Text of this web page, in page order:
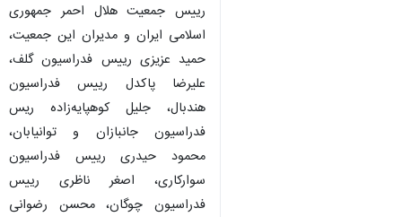
رییس جمعیت هلال احمر جمهوری
اسلامی ایران و مدیران این جمعیت،
حمید عزیزی رییس فدراسیون گلف،
علیرضا پاکدل رییس فدراسیون
هندبال، جلیل کوهپایه‌زاده ریس
فدراسیون جانبازان و توانیابان،
محمود حیدری رییس فدراسیون
سوارکاری، اصغر ناظری رییس
فدراسیون چوگان، محسن رضوانی